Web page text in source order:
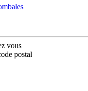
vous
postal